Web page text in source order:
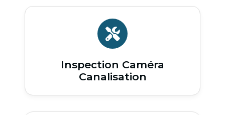
Inspection Caméra
Canalisation